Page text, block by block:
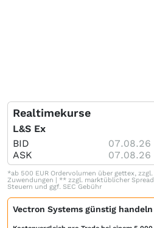
Realtimekurse
L&S Ex
BID 07.08.26
ASK
07.08.26
*ab 500 EUR Ordervolumen über gettex,
Zuwendungen | ** zzgl. marktüblicher
Steuern und ggf. SEC Gebühr
Vectron Systems günstig handeln